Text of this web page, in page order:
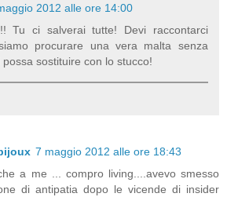
2012 alle ore 14:00
Tu ci salverai tutte! Devi raccontarci
procurare una vera malta senza
sostituire con lo stucco!
7 maggio 2012 alle ore 18:43
a me ... compro living....avevo smesso
di antipatia dopo le vicende di insider